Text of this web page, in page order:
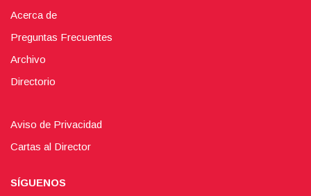
Acerca de
Preguntas Frecuentes
Archivo
Directorio
Aviso de Privacidad
Cartas al Director
SÍGUENOS